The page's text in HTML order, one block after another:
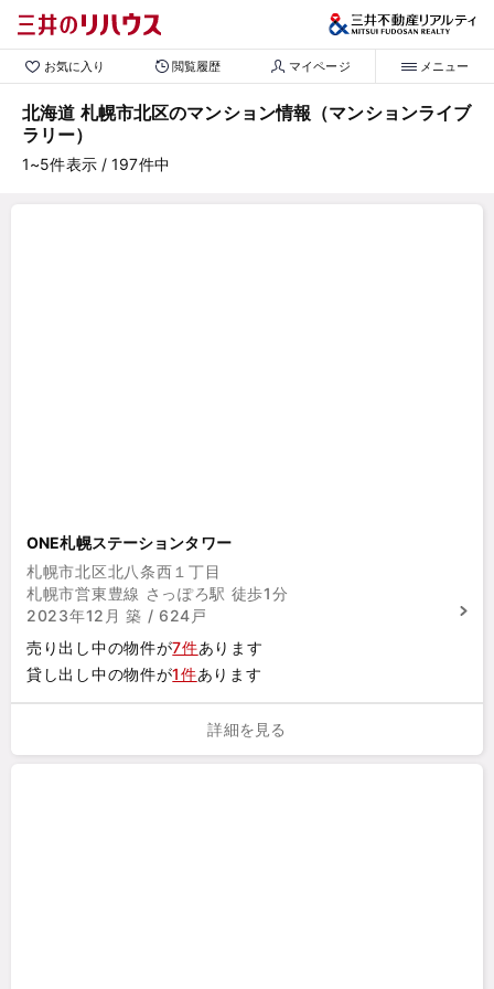
お気に入り 閲覧履歴 マイページ メニュー
北海道 札幌市北区のマンション情報（マンションライブ
ラリー）
1~5件表示/ 197件中
ONE札幌ステーションタワー
札幌市北区北八条西１丁目
札幌市営東豊線 さっぽろ駅 徒歩1分
2023年12月 築 / 624戸
売り出し中の物件が7件あります
貸し出し中の物件が1件あります
詳細を見る